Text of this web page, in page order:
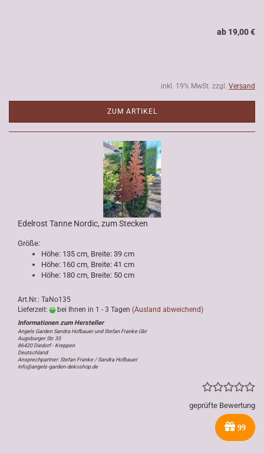
ab 19,00 €
inkl. 19% MwSt. zzgl. Versand
ZUM ARTIKEL
Edelrost Tanne Nordic, zum Stecken
Größe:
Höhe: 135 cm, Breite: 39 cm
Höhe: 160 cm, Breite: 41 cm
Höhe: 180 cm, Breite: 50 cm
Art.Nr.: TaNo135
Lieferzeit:
bei Ihnen in 1 - 3 Tagen (Ausland abweichend)
Angels Garden Sandra Hofbauer und Stefan Franke Gbr
Augsburger Str. 33
86420 Diedorf - Kreppen
Deutschland
Ansprechpartner: Stefan Franke / Sandra Hofbauer
info@angels-garden-dekoshop.de
geprüfte Bewertung
99